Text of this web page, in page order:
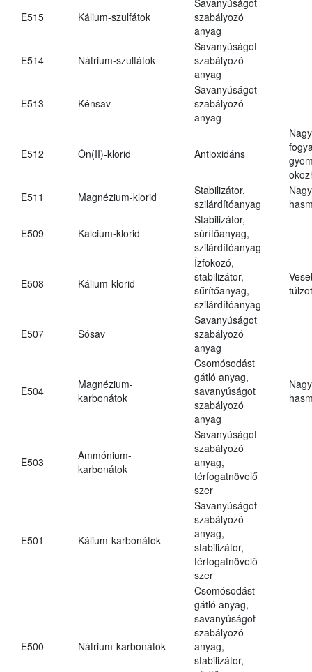
E515 Kálium-szulfátok
szabályozó
anyag
E514 Nátrium-szulfátok
Savanyúságot
szabályozó
anyag
E513 Kénsav
Savanyúságot
szabályozó
anyag
E512 Ón(II)-klorid Antioxidáns
E511
Magnézium-klorid
Stabilizátor,
szilárdítóanyag
E509 Kalcium-klorid
Stabilizátor,
sűrítőanyag,
szilárdítóanyag
E508 Kálium-klorid
Ízfokozó,
stabilizátor,
sűrítőanyag,
szilárdítóanyag
E507 Sósav
Savanyúságot
szabályozó
anyag
E504
Magnézium-
karbonátok
Csomósodást
gátló anyag,
savanyúságot
szabályozó
anyag
E503
Ammónium-
karbonátok
Savanyúságot
szabályozó
anyag,
térfogatnövelő
szer
E501 Kálium-karbonátok
Savanyúságot
szabályozó
anyag,
stabilizátor,
térfogatnövelő
szer
E500 Nátrium-karbonátok
Csomósodást
gátló anyag,
savanyúságot
szabályozó
anyag,
stabilizátor,